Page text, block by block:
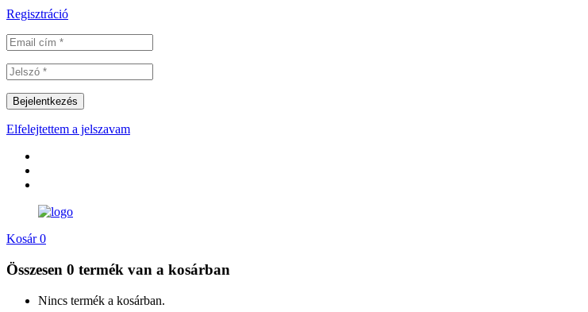
Regisztráció
Elfelejtettem a jelszavam
Kosár 0
Összesen 0 termék van a kosárban
Nincs termék a kosárban.